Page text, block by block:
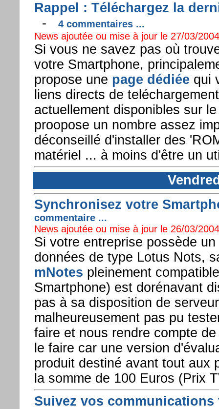
Rappel : Téléchargez la
-
4 commentaires ...
News ajoutée ou mise à jour le 27/03/
Si vous ne savez pas où
votre Smartphone,
propose une page dédiée qui
liens directs de
actuellement disponibles sur
proopose un nombre assez
déconseillé d'installer des
matériel ... à moins d'être un
Synchronisez votre
commentaire ...
News ajoutée ou mise à jour le 26/03/
Si votre entreprise possède
données de type Lotus Nots,
mNotes pleinement
Smartphone) est dorénavant
pas à sa disposition de
malheureusement pas pu
faire et nous rendre compte
le faire car une version
produit destiné avant tout aux
la somme de 100 Euros (Prix
Suivez vos